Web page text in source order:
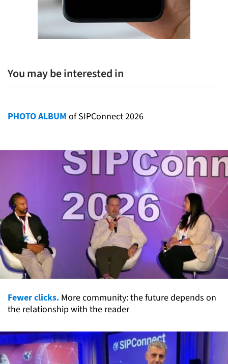
You may be interested in
PHOTO ALBUM of SIPConnect 2026
Fewer clicks. More community: the future depends on
the relationship with the reader